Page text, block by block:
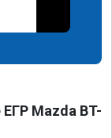
Mazda BT-